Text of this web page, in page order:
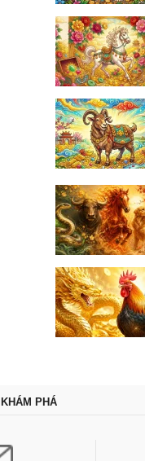
KHÁM PHÁ